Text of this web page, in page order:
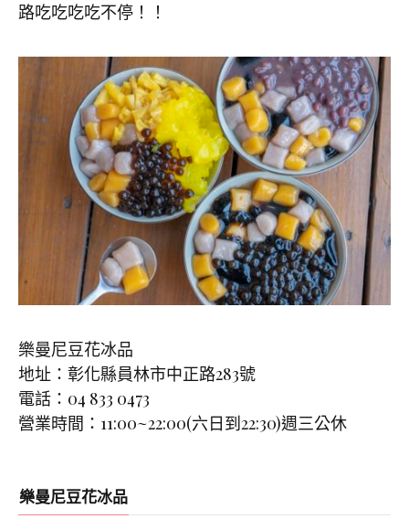
路吃吃吃吃不停！！
樂曼尼豆花冰品
地址：彰化縣員林市中正路283號
電話：04 833 0473
營業時間：11:00~22:00(六日到22:30)週三公休
樂曼尼豆花冰品